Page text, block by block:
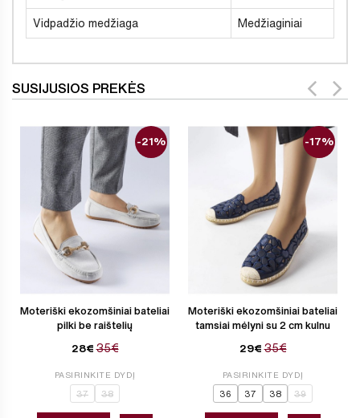
Vidpadžio medžiaga Medžiaginiai
SUSIJUSIOS PREKĖS
Moteriški ekozomšiniai bateliai
pilki be raištelių
28€ 35€
-21%
PASIRINKITE DYDĮ
37 38
Moteriški ekozomšiniai bateliai
tamsiai mėlyni su 2 cm kulnu
29€ 35€
-17%
PASIRINKITE DYDĮ
36 37 38 39